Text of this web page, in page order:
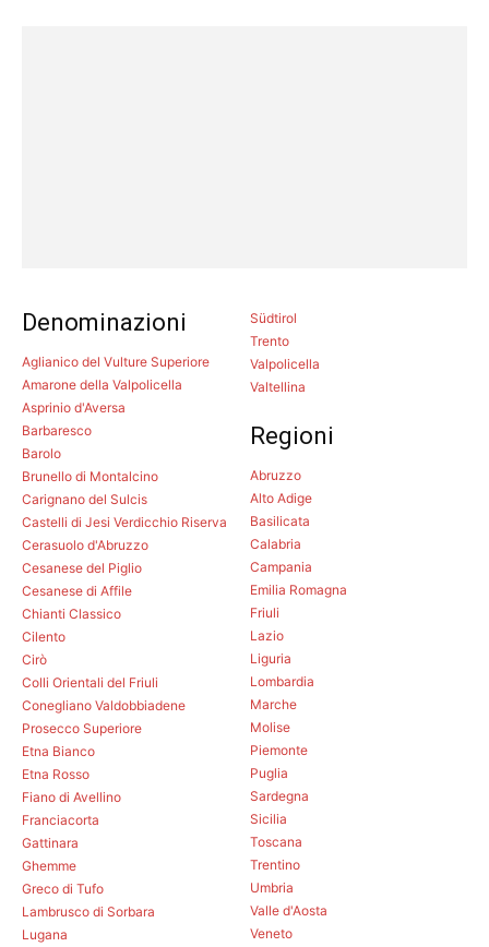
Denominazioni
Aglianico del Vulture Superiore
Amarone della Valpolicella
Asprinio d'Aversa
Barbaresco
Barolo
Brunello di Montalcino
Carignano del Sulcis
Castelli di Jesi Verdicchio Riserva
Cerasuolo d'Abruzzo
Cesanese del Piglio
Cesanese di Affile
Chianti Classico
Cilento
Cirò
Colli Orientali del Friuli
Conegliano Valdobbiadene
Prosecco Superiore
Etna Bianco
Etna Rosso
Fiano di Avellino
Franciacorta
Gattinara
Ghemme
Greco di Tufo
Lambrusco di Sorbara
Lugana
Südtirol
Trento
Valpolicella
Valtellina
Regioni
Abruzzo
Alto Adige
Basilicata
Calabria
Campania
Emilia Romagna
Friuli
Lazio
Liguria
Lombardia
Marche
Molise
Piemonte
Puglia
Sardegna
Sicilia
Toscana
Trentino
Umbria
Valle d'Aosta
Veneto